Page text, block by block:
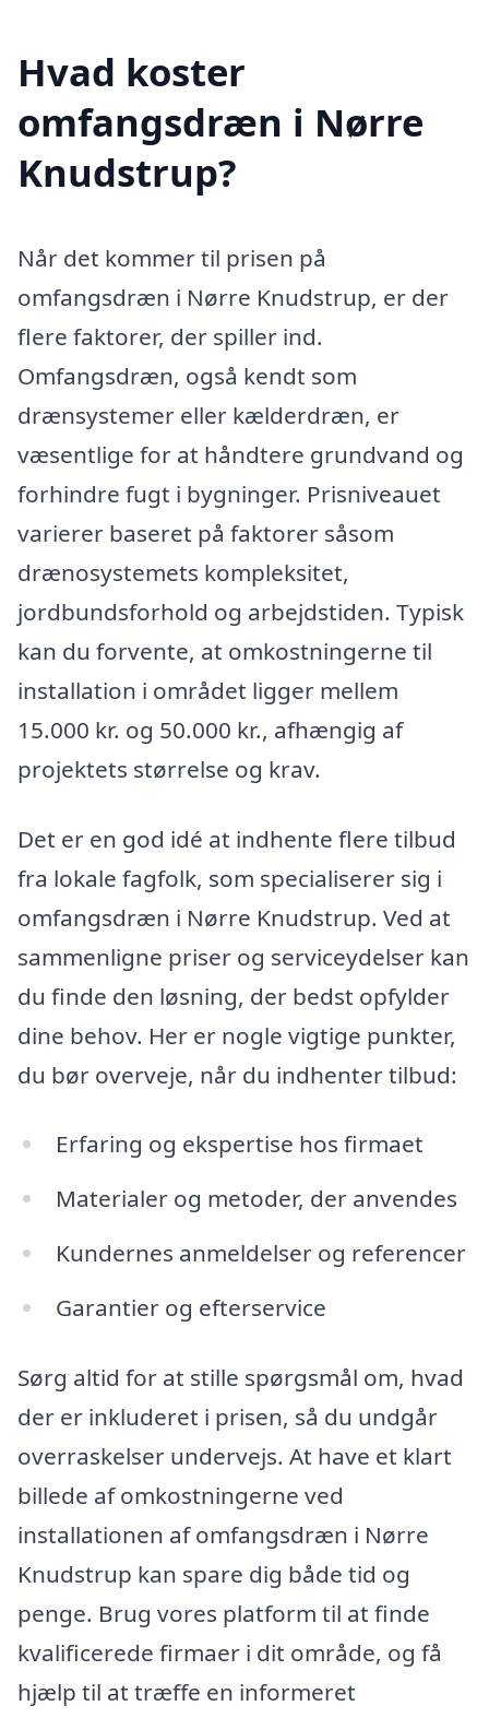
Hvad koster
omfangsdræn i Nørre
Knudstrup?
Når det kommer til prisen på
omfangsdræn i Nørre Knudstrup, er der
flere faktorer, der spiller ind.
Omfangsdræn, også kendt som
drænsystemer eller kælderdræn, er
væsentlige for at håndtere grundvand og
forhindre fugt i bygninger. Prisniveauet
varierer baseret på faktorer såsom
drænosystemets kompleksitet,
jordbundsforhold og arbejdstiden. Typisk
kan du forvente, at omkostningerne til
installation i området ligger mellem
15.000 kr. og 50.000 kr., afhængig af
projektets størrelse og krav.
Det er en god idé at indhente flere tilbud
fra lokale fagfolk, som specialiserer sig i
omfangsdræn i Nørre Knudstrup. Ved at
sammenligne priser og serviceydelser kan
du finde den løsning, der bedst opfylder
dine behov. Her er nogle vigtige punkter,
du bør overveje, når du indhenter tilbud:
Erfaring og ekspertise hos firmaet
Materialer og metoder, der anvendes
Kundernes anmeldelser og referencer
Garantier og efterservice
Sørg altid for at stille spørgsmål om, hvad
der er inkluderet i prisen, så du undgår
overraskelser undervejs. At have et klart
billede af omkostningerne ved
installationen af omfangsdræn i Nørre
Knudstrup kan spare dig både tid og
penge. Brug vores platform til at finde
kvalificerede firmaer i dit område, og få
hjælp til at træffe en informeret